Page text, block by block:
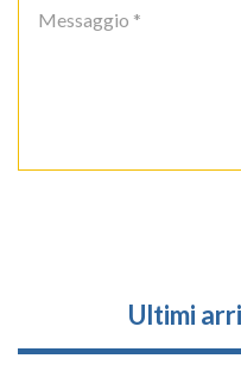
Ultimi